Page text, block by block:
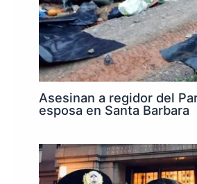
Asesinan a regidor del
esposa en Santa Barbara